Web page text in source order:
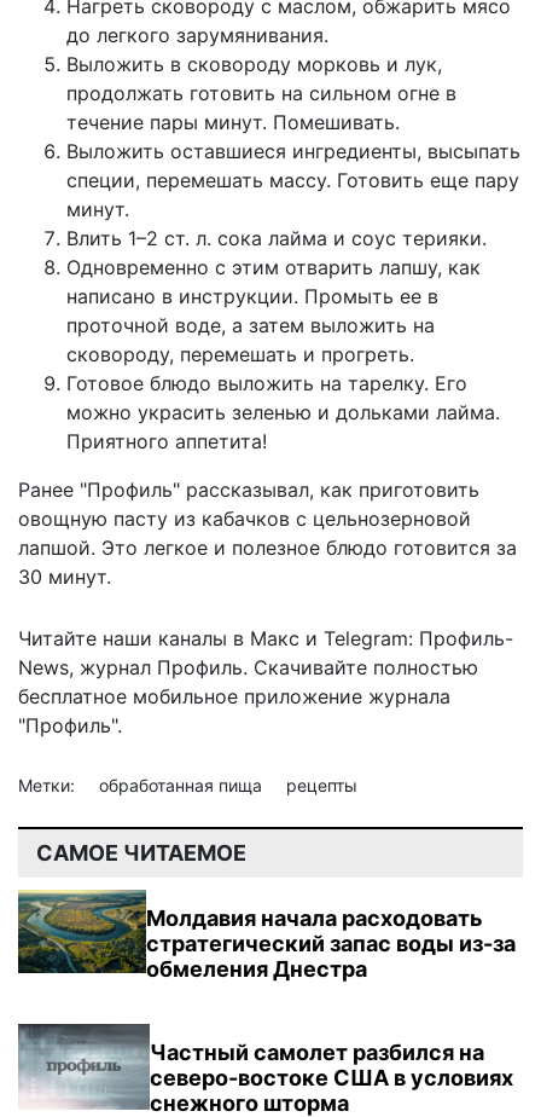
Нагреть сковороду с маслом, обжарить мясо
до легкого зарумянивания.
Выложить в сковороду морковь и лук,
продолжать готовить на сильном огне в
течение пары минут. Помешивать.
Выложить оставшиеся ингредиенты, высыпать
специи, перемешать массу. Готовить еще пару
минут.
Влить 1–2 ст. л. сока лайма и соус терияки.
Одновременно с этим отварить лапшу, как
написано в инструкции. Промыть ее в
проточной воде, а затем выложить на
сковороду, перемешать и прогреть.
Готовое блюдо выложить на тарелку. Его
можно украсить зеленью и дольками лайма.
Приятного аппетита!
Ранее "Профиль" рассказывал, как приготовить
овощную пасту из кабачков с цельнозерновой
лапшой. Это легкое и полезное блюдо готовится за
30 минут.
Читайте наши каналы в Макс и Telegram: Профиль-
News, журнал Профиль. Скачивайте полностью
бесплатное мобильное приложение журнала
"Профиль".
Метки: обработанная пища рецепты
САМОЕ ЧИТАЕМОЕ
Молдавия начала расходовать
стратегический запас воды из-за
обмеления Днестра
Частный самолет разбился на
северо-востоке США в условиях
снежного шторма